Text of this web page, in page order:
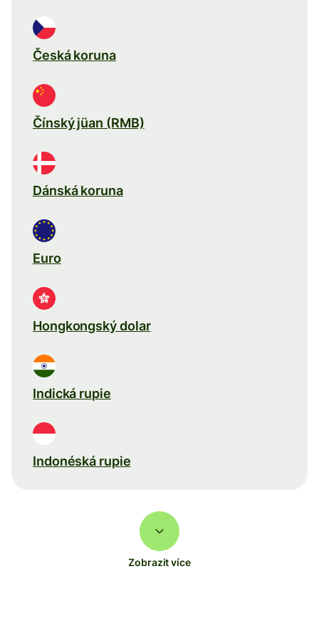
Česká koruna
Čínský jüan (RMB)
Dánská koruna
Euro
Hongkongský dolar
Indická rupie
Indonéská rupie
Zobrazit více